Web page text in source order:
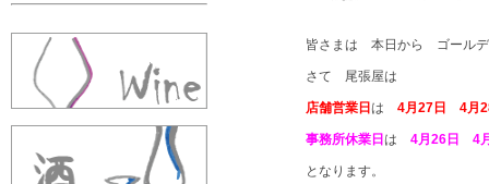
皆さまは 本日から ゴールデ
さて 尾張屋は
店舗営業日 は 4月27日 4月
事務所休業日 は 4月26日 4
となります。